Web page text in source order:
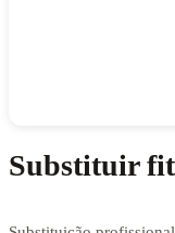
Substituir